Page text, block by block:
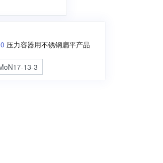
压力容器用不锈钢扁平产品
13-3